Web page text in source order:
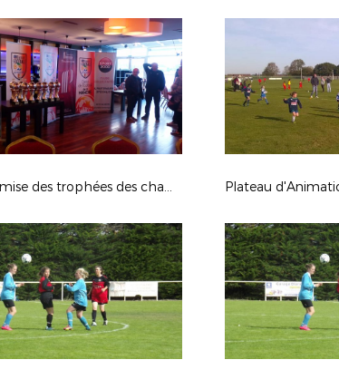
Soirée de remise des trophées des champions 2017-2018 Plateau